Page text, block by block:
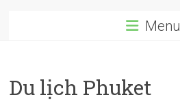
Menu
Du lịch Phuket